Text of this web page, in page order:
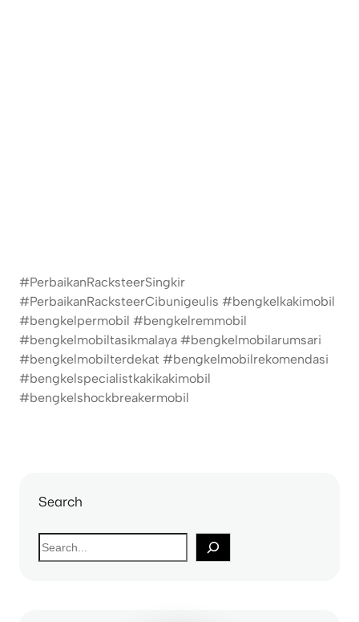
#PerbaikanRacksteerSingkir
#PerbaikanRacksteerCibunigeulis #bengkelkakimobil
#bengkelpermobil #bengkelremmobil
#bengkelmobiltasikmalaya #bengkelmobilarumsari
#bengkelmobilterdekat #bengkelmobilrekomendasi
#bengkelspecialistkakikakimobil
#bengkelshockbreakermobil
Search
S
e